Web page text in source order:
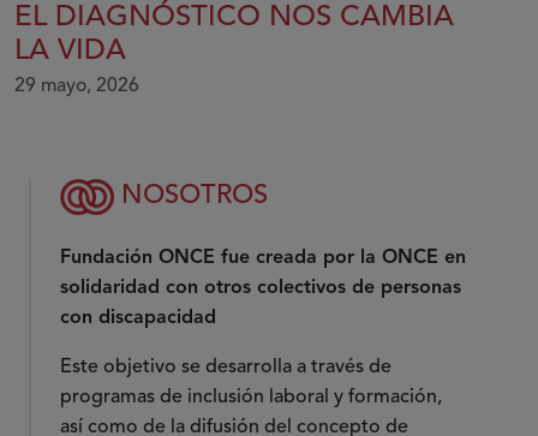
EL DIAGNÓSTICO NOS CAMBIA
LA VIDA
29 mayo, 2026
NOSOTROS
Fundación ONCE fue creada por la ONCE en
solidaridad con otros colectivos de personas
con discapacidad
Este objetivo se desarrolla a través de
programas de inclusión laboral y formación,
así como de la difusión del concepto de